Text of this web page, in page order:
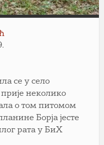
се у село
неколико
о том питомом
Борја јесте
рата у БиХ